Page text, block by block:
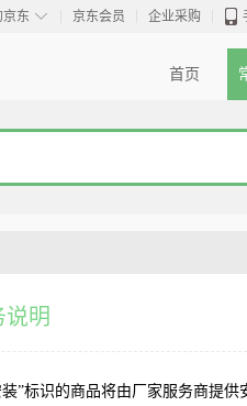
◇
京东 京东会员 企业采购
首页
说明
”标识的商品将由厂家服务商提